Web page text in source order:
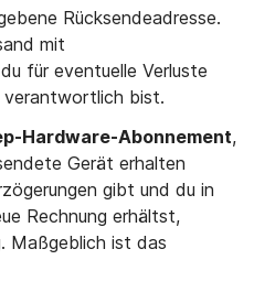
Rücksendeadresse.
mit
für eventuelle Verluste
bist.
Hardware-Abonnement,
Gerät erhalten
gibt und du in
Rechnung erhältst,
Maßgeblich ist das